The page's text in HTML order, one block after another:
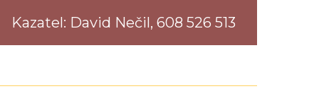
Kazatel: David Nečil, 608 526 513